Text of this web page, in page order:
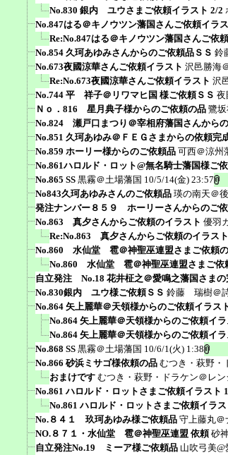
No.830 銀内 ユウさまご依頼イラスト 2/2
No.847はる＠キノウツン藩国さんご依頼イラ
Re:No.847はる＠キノウツン藩国さんご依
No.854 久珂あゆみさんからのご依頼品ＳＳ 鈴
No.673夜國涼華さんご依頼イラスト 沢邑勝海
Re:No.673夜國涼華さんご依頼イラスト 沢
No.744 平 祥子＠リワマヒ国 様ご依頼ＳＳ 夜
Ｎｏ．816 星月典子様からのご依頼の品 鷺
No.824 瀬戸口まつり＠宰相府藩国さんから
No.851 久珂あゆみ＠ＦＥＧさまからの依頼完
No.859 ホーリー様からのご依頼品 可西＠涼州
No.861ハロルド・ロット@無名騎士藩国様ご
No.865 SS 黒霧＠土場藩国 10/5/14(金) 23:57
No843久珂あゆみさんのご依頼品 瑛の南天＠
発注ナンバー８５９ ホーリーさんからのご
No.863 真夕さんからご依頼のイラスト 優羽
Re:No.863 真夕さんからご依頼のイラスト
No.860 水仙堂 雹＠神聖巫連盟さまご依頼
No.860 水仙堂 雹＠神聖巫連盟さまご依
自立発注 No.18 花井柾之＠愛鳴之藩国さまの
No.830銀内 ユウ様ご依頼ＳＳ 鈴藤 瑞樹＠
No.864 矢上麗華＠天領様からのご依頼イラス
No.864 矢上麗華＠天領様からのご依頼イラ
No.864 矢上麗華＠天領様からのご依頼イラ
No.868 SS 黒霧＠土場藩国 10/6/1(火) 1:38
No.866 砂浜ミサゴ様依頼の品 むつき・萩野・
おまけです むつき・萩野・ドラケン＠レ
No.861 ハロルド・ロットさまご依頼イラスト
No.861 ハロルド・ロットさまご依頼イラス
No.８４１ 玖珂あゆみ様ご依頼品 守上藤丸＠
NO.８７１・水仙堂 雹＠神聖巫連盟 依頼 砂
自立発注No.19 ミーア様ご依頼品 山吹弓美@